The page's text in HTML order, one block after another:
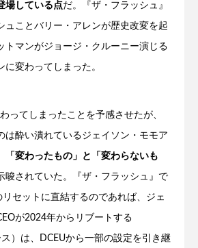
場している点だ。『ザ・フラッシュ』
ュことバリー・アレンが歴史改変を起
トマンがジョージ・クルーニー演じる
に変わってしまった。
ってしまったことを予感させたが、
は酔い潰れているジェイソン・モモア
「変わったもの」と「変わらないも
唆されていた。『ザ・フラッシュ』で
セットに直結するのであれば、ジェ
が2024年からリブートする
）は、DCEUから一部の設定を引き継